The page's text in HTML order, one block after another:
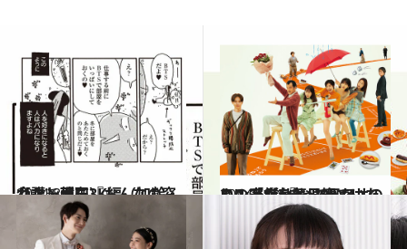
2024.8.3
【マンガ】『おんなの窓 わたし現在3K編（加齢・介護・韓国）』
カルチャー 2024.6.21
この家族を毎日観ていたい！「幸せとは 何か」のヒントが 『おいハンサム!!』に詰まっている
カルチャー